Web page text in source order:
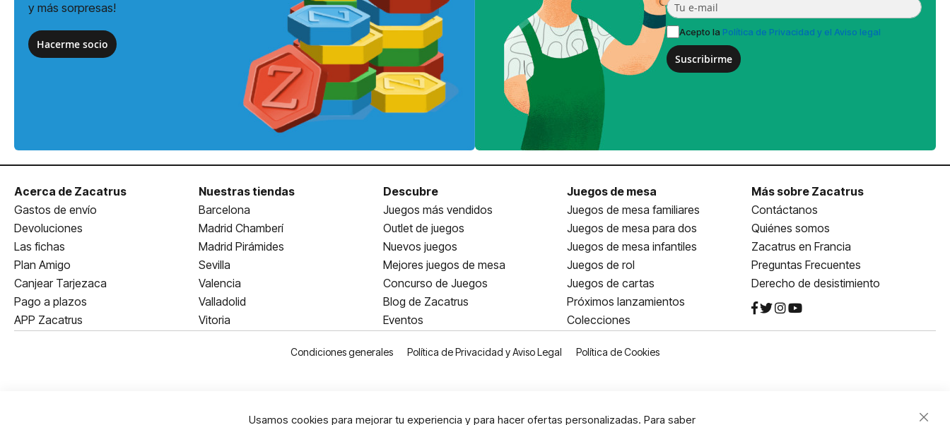
y más sorpresas!
Hacerme socio
Acepto la Política de Privacidad y el Aviso legal
Suscribirme
Acerca de Zacatrus
Gastos de envío
Devoluciones
Las fichas
Plan Amigo
Canjear Tarjezaca
Pago a plazos
APP Zacatrus
Nuestras tiendas
Barcelona
Madrid Chamberí
Madrid Pirámides
Sevilla
Valencia
Valladolid
Vitoria
Descubre
Juegos más vendidos
Outlet de juegos
Nuevos juegos
Mejores juegos de mesa
Concurso de Juegos
Blog de Zacatrus
Eventos
Juegos de mesa
Juegos de mesa familiares
Juegos de mesa para dos
Juegos de mesa infantiles
Juegos de rol
Juegos de cartas
Próximos lanzamientos
Colecciones
Más sobre Zacatrus
Contáctanos
Quiénes somos
Zacatrus en Francia
Preguntas Frecuentes
Derecho de desistimiento
Condiciones generales Política de Privacidad y Aviso Legal Política de Cookies
Usamos cookies para mejorar tu experiencia y para hacer ofertas personalizadas. Para saber